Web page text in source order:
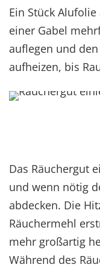
Ein Stück
einer Gabel
auflegen und
aufheizen, bis
Das Räuchergut
und wenn nötig
abdecken. Die
Räuchermehl
mehr großartig
Während des